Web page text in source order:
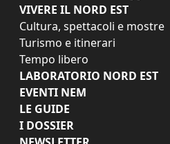
VIVERE IL NORD EST
Cultura, spettacoli e mostre
Turismo e itinerari
Tempo libero
LABORATORIO NORD EST
EVENTI NEM
LE GUIDE
I DOSSIER